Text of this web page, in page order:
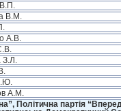
В.М.
А.В.
З.Л.
А.М.
Політична партія